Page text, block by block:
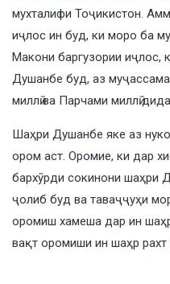
мухталифи Тоҷикистон.
иҷлос ин буд, ки моро ба
Макони баргузории иҷлос,
Душанбе буд, аз
миллӣ ва Парчами миллӣ
Шаҳри Душанбе яке аз
ором аст. Оромие, ки дар
бархӯрди сокинони шаҳри
ҷолиб буд ва таваҷҷуҳи
оромиш хамеша дар ин
вақт оромиши ин шаҳр